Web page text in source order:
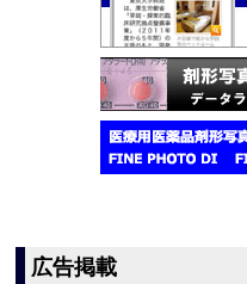
広告掲載